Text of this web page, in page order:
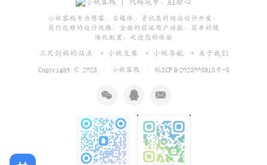
小妖客栈专为博客、自媒体、资讯类的网站设计开发，
简约优雅的设计风格，全面的前端用户功能，简单的模
块化配置，欢迎您的体验
三尺剑妖的站点 小妖文库 小妖导航 关于我们
Copyright © 2025 · 小妖客栈 · 皖ICP备2023003918号-5